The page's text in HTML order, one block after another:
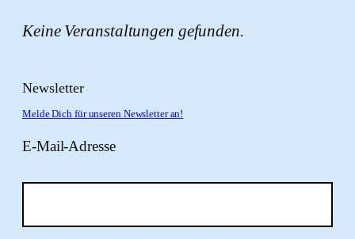
Keine Veranstaltungen gefunden.
Newsletter
Melde Dich für unseren Newsletter an!
E-Mail-Adresse